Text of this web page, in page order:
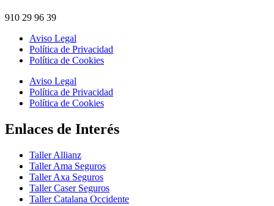
910 29 96 39
Aviso Legal
Política de Privacidad
Política de Cookies
Aviso Legal
Política de Privacidad
Política de Cookies
Enlaces de Interés
Taller Allianz
Taller Ama Seguros
Taller Axa Seguros
Taller Caser Seguros
Taller Catalana Occidente